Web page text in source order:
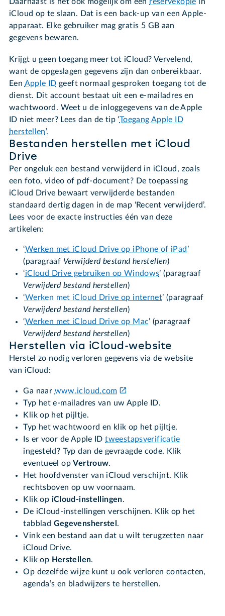
Daarnaast is het ook mogelijk om een reservekopie in
iCloud op te slaan. Dat is een back-up van een Apple-
apparaat. Elke gebruiker mag gratis 5 GB aan
gegevens bewaren.
Krijgt u geen toegang meer tot iCloud? Vervelend,
want de opgeslagen gegevens zijn dan onbereikbaar.
Een Apple ID geeft normaal gesproken toegang tot de
dienst. Dit account bestaat uit een e-mailadres en
wachtwoord. Weet u de inloggegevens van de Apple
ID niet meer? Lees dan de tip ‘Toegang Apple ID
herstellen’.
Bestanden herstellen met iCloud
Drive
Per ongeluk een bestand verwijderd in iCloud, zoals
een foto, video of pdf-document? De toepassing
iCloud Drive bewaart verwijderde bestanden
standaard dertig dagen in de map ‘Recent verwijderd’.
Lees voor de exacte instructies één van deze
artikelen:
‘Werken met iCloud Drive op iPhone of iPad ’
(paragraaf Verwijderd bestand herstellen)
‘iCloud Drive gebruiken op Windows’ (paragraaf
Verwijderd bestand herstellen)
‘Werken met iCloud Drive op internet’ (paragraaf
Verwijderd bestand herstellen)
‘Werken met iCloud Drive op Mac’ (paragraaf
Verwijderd bestand herstellen)
Herstellen via iCloud-website
Herstel zo nodig verloren gegevens via de website
van iCloud:
Ga naar www.icloud.com
Typ het e-mailadres van uw Apple ID.
Klik op het pijltje.
Typ het wachtwoord en klik op het pijltje.
Is er voor de Apple IDtweestapsverificatie
ingesteld? Typ dan de gevraagde code. Klik
eventueel opVertrouw.
Het hoofdvenster van iCloud verschijnt. Klik
rechtsboven op uw voornaam.
Klik op iCloud-instellingen.
De iCloud-instellingen verschijnen. Klik op het
tabblad Gegevensherstel .
Vink een bestand aan dat u wilt terugzetten naar
iCloud Drive.
Klik op Herstellen.
Op dezelfde wijze kunt u ook verloren contacten,
agenda’s en bladwijzers te herstellen.